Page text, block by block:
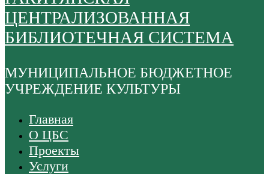
ЦЕНТРАЛИЗОВАННАЯ
БИБЛИОТЕЧНАЯ СИСТЕМА
МУНИЦИПАЛЬНОЕ БЮДЖЕТНОЕ
УЧРЕЖДЕНИЕ КУЛЬТУРЫ
Главная
О ЦБС
Проекты
Услуги